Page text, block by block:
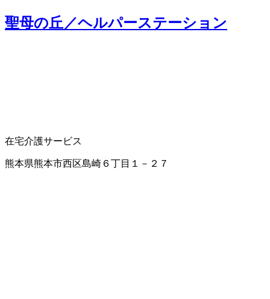
聖母の丘／ヘルパーステーション
在宅介護サービス
熊本県熊本市西区島崎６丁目１－２７